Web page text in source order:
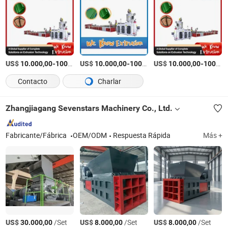
US$ 10.000,00-100.000,00 /Pieza
US$ 10.000,00-100.000,00 /Pieza
US$ 10.000,00-100.000,00
Contacto Charlar
Zhangjiagang Sevenstars Machinery Co., Ltd.
Fabricante/Fábrica OEM/ODM Respuesta Rápida Más +
US$30.000,00/Set US$8.000,00/Set US$8.000,00/Set